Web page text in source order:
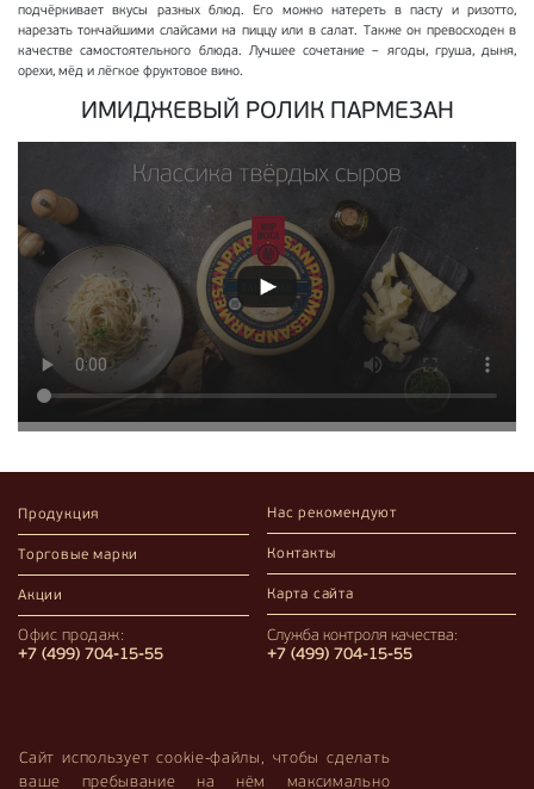
подчёркивает вкусы разных блюд. Его можно натереть в пасту и ризотто,
нарезать тончайшими слайсами на пиццу или в салат. Также он превосходен в
качестве самостоятельного блюда. Лучшее сочетание – ягоды, груша, дыня,
орехи, мёд и лёгкое фруктовое вино.
ИМИДЖЕВЫЙ РОЛИК ПАРМЕЗАН
Продукция
Торговые марки
Акции
Нас рекомендуют
Контакты
Карта сайта
Офис продаж:
+7 (499) 704-15-55
Служба контроля качества:
+7 (499) 704-15-55
Республики Беларусь и предлагает российским покупателям широкий ассортимент высококачественных
молочных продуктов и сыров.
Сайт использует cookie-файлы, чтобы сделать
ваше пребывание на нём максимально